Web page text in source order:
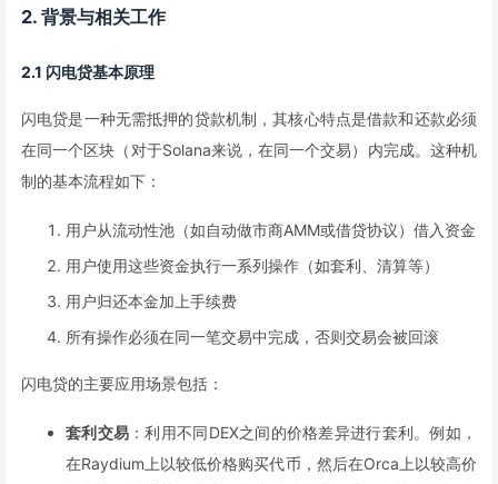
2. 背景与相关工作
2.1 闪电贷基本原理
闪电贷是一种无需抵押的贷款机制，其核心特点是借款和还款必须
在同一个区块（对于Solana来说，在同一个交易）内完成。这种机
制的基本流程如下：
用户从流动性池（如自动做市商AMM或借贷协议）借入资金
用户使用这些资金执行一系列操作（如套利、清算等）
用户归还本金加上手续费
所有操作必须在同一笔交易中完成，否则交易会被回滚
闪电贷的主要应用场景包括：
套利交易 ：利用不同DEX之间的价格差异进行套利。例如，
在Raydium上以较低价格购买代币，然后在Orca上以较高价